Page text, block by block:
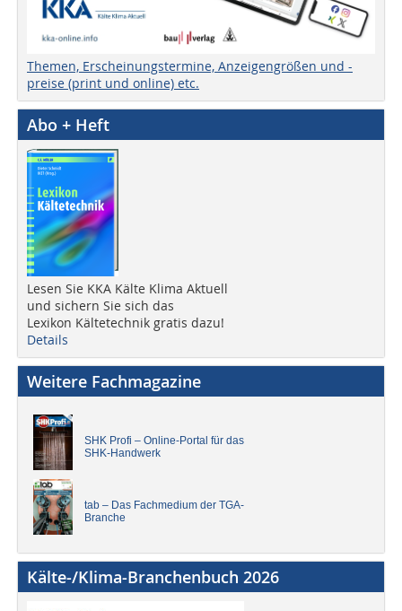
Themen, Erscheinungstermine, Anzeigengrößen und -
preise (print und online) etc.
Abo + Heft
Lesen Sie KKA Kälte Klima Aktuell
und sichern Sie sich das
Lexikon Kältetechnik gratis dazu!
Details
Weitere Fachmagazine
SHK Profi – Online-Portal für das
SHK-Handwerk
tab – Das Fachmedium der TGA-
Branche
Kälte-/Klima-Branchenbuch 2026